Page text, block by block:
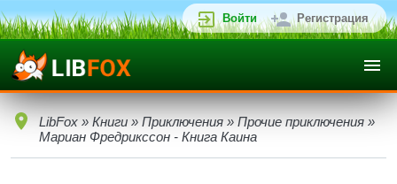
Войти Регистрация
LibFox » Книги » Приключения » Прочие приключения »
Мариан Фредрикссон - Книга Каина